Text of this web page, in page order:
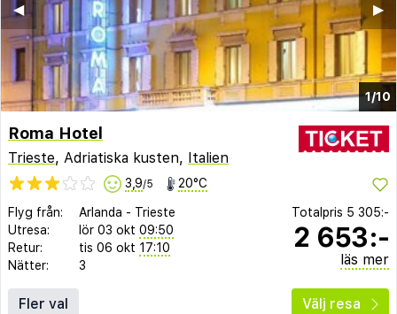
1/10
▶︎
◀︎
Roma Hotel
Trieste, Adriatiska kusten, Italien
3,9/5 20°C
Flyg från: Arlanda - Trieste
Utresa:
lör 03 okt 09:50
Retur:
tis 06 okt 17:10
Nätter:
3
Totalpris 5 305:-
2 653:-
läs mer
Fler val Välj resa